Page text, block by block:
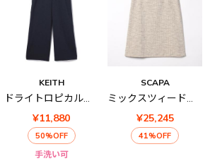
KEITH
ドライトロピカルパンツ
¥11,880
50%OFF
手洗い可
SCAPA
ミックスツィードスカート
¥25,245
41%OFF